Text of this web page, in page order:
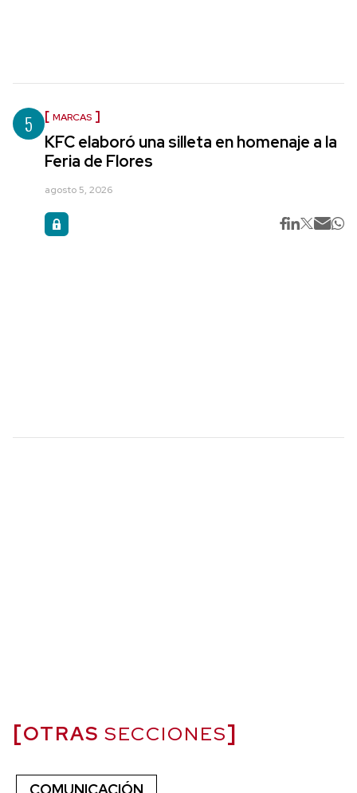
5 MARCAS
KFC elaboró una silleta en homenaje a la
Feria de Flores
agosto 5, 2026
OTRAS SECCIONES
COMUNICACIÓN